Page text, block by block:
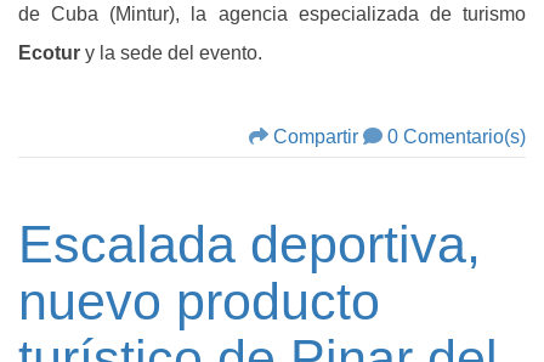
de Cuba (Mintur), la agencia especializada de turismo
Ecotur y la sede del evento.
Compartir 0 Comentario(s)
Escalada deportiva,
nuevo producto